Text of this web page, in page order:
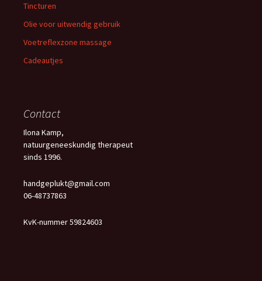
Tincturen
Olie voor uitwendig gebruik
Voetreflexzone massage
Cadeautjes
Contact
Ilona Kamp,
natuurgeneeskundig therapeut
sinds 1996.
handgeplukt@gmail.com
06-48737863
KvK-nummer 59824603